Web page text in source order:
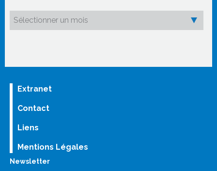
Extranet
Contact
Liens
Mentions Légales
Newsletter